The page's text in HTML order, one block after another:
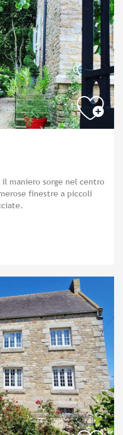
maniero sorge nel centro
finestre a piccoli